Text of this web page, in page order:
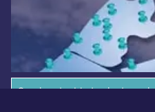
Overige dagbladen in de regio